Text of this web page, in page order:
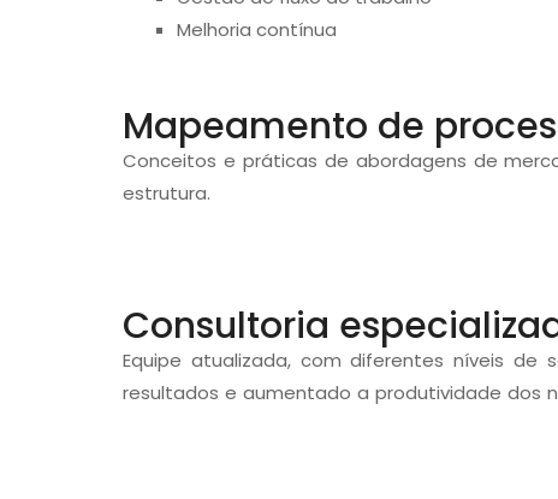
Melhoria contínua
Mapeamento de
Conceitos e práticas de abordagens de
estrutura.
Consultoria
Equipe atualizada, com diferentes níveis de
resultados e aumentado a produtividade dos